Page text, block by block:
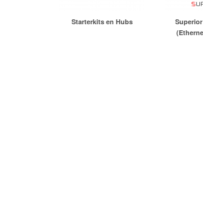
Starterkits en Hubs